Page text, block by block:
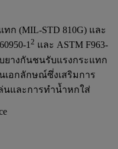
ก (MIL-STD 810G) และ
12 และ ASTM F963-
บยางกันชนรับแรงกระแทก
เอกลักษณ์ซึ่งเสริมการ
และการทำน้ำหกใส่